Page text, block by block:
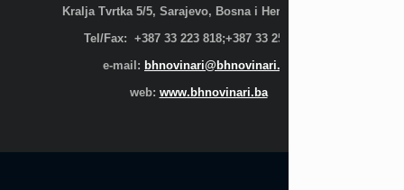
Kralja Tvrtka 5/5, Sarajevo, Bosna i Hercegovina;
Tel/Fax: +387 33 223 818;+387 33 255 600
e-mail: bhnovinari@bhnovinari.ba
web: www.bhnovinari.ba